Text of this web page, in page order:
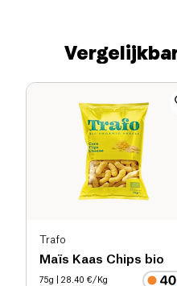
Trafo
Maïs Kaas Chips bio
75g | 28.40 €/Kg